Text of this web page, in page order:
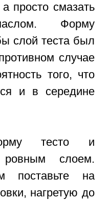
просто смазать
Форму
слой теста был
случае
того, что
и в середине
тесто и
ровным слоем.
поставьте на
нагретую до